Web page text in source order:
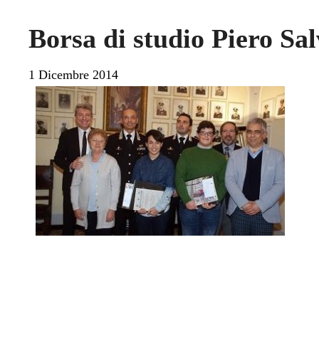
Borsa di studio Piero
1 Dicembre 2014